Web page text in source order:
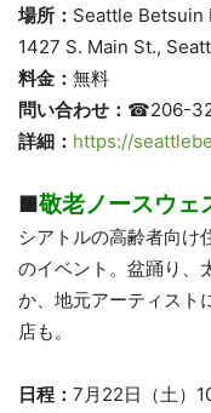
場所： Seattle Betsuin
1427 S. Main St.,
料金： 無料
問い合わせ： ☎206-
詳細： https://
■敬老ノースウェ
シアトルの高齢者向け
のイベント。盆踊り、
か、地元アーティスト
店も。
日程： 7月22日（土）